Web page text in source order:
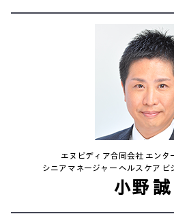
エヌビディア合同会社 エンタ
シニアマネージャー ヘルスケア ビ
小野